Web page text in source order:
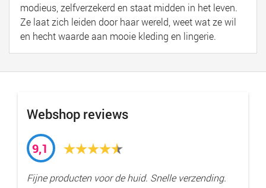
modieus, zelfverzekerd en staat midden in het leven.
Ze laat zich leiden door haar wereld, weet wat ze wil
en hecht waarde aan mooie kleding en lingerie.
Webshop reviews
9,1
Fijne producten voor de huid. Snelle verzending.